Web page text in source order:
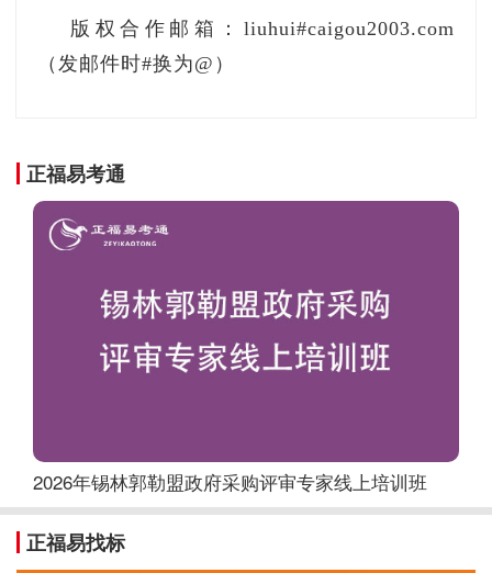
版权合作邮箱：liuhui#caigou2003.com
（发邮件时#换为@）
正福易考通
2026年锡林郭勒盟政府采购评审专家线上培训班
正福易找标